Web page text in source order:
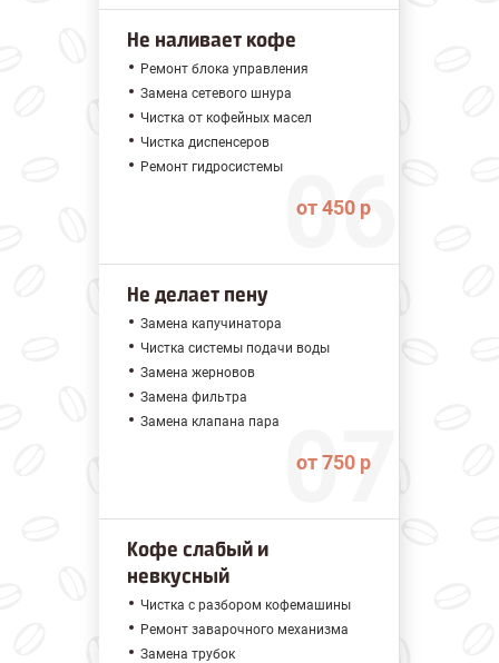
Не наливает кофе
Ремонт блока управления
Замена сетевого шнура
Чистка от кофейных масел
Чистка диспенсеров
Ремонт гидросистемы
от 450 р
Не делает пену
Замена капучинатора
Чистка системы подачи воды
Замена жерновов
Замена фильтра
Замена клапана пара
от 750 р
Кофе слабый и
невкусный
Чистка с разбором кофемашины
Ремонт заварочного механизма
Замена трубок